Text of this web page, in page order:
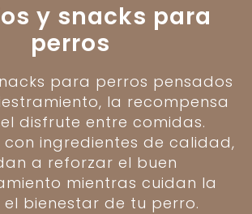
y snacks para
perros
para perros pensados
la recompensa
disfrute entre comidas.
ingredientes de calidad,
a reforzar el buen
mientras cuidan la
bienestar de tu perro.